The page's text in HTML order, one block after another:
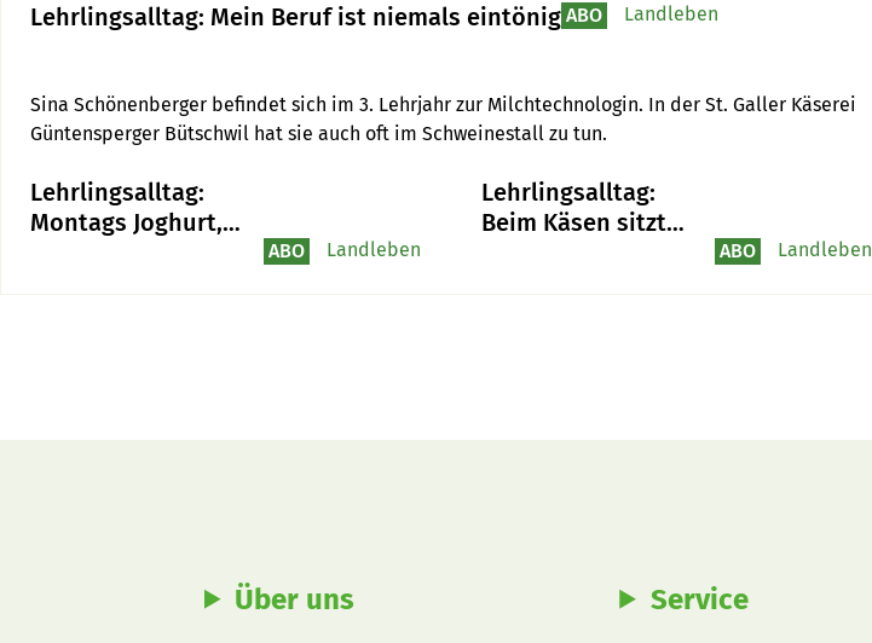
Lehrlingsalltag: Mein Beruf ist niemals eintönig
Sina Schönenberger befindet sich im 3. Lehrjahr zur Milchtechnologin. In der St. Galler Käserei
Güntensperger Bütschwil hat sie auch oft im Schweinestall zu tun.
ABO Landleben
Lehrlingsalltag:
Montags Joghurt,
ABO Landleben
Lehrlingsalltag:
Beim Käsen sitzt
ABO Landleben
Über uns Service